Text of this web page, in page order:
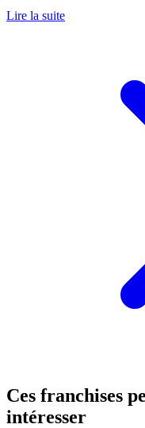
Lire la suite
Ces franchises
intéresser